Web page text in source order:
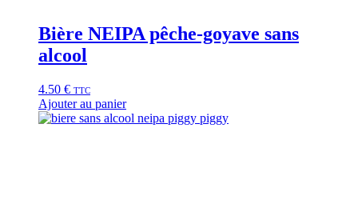
Bière NEIPA pêche-goyave sans
alcool
4.50 € TTC
Ajouter au panier